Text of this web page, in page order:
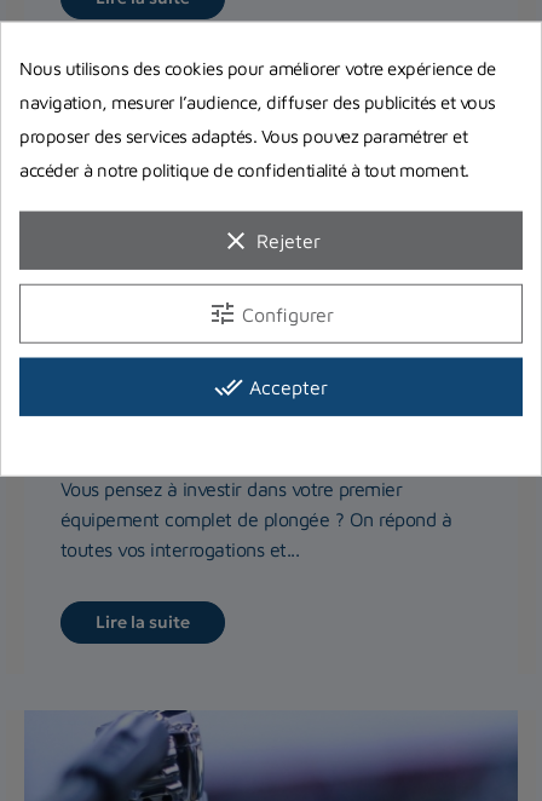
Equipement complet de plongée :
Quel matériel choisir pour bien
Vous pensez à investir dans votre premier
équipement complet de plongée ? On répond à
toutes vos interrogations et...
Lire la suite
Nous utilisons des cookies pour améliorer votre expérience de
navigation, mesurer l’audience, diffuser des publicités et vous
proposer des services adaptés. Vous pouvez paramétrer et
accéder à notre politique de confidentialité à tout moment.
clear Rejeter
tune Configurer
done_all Accepter